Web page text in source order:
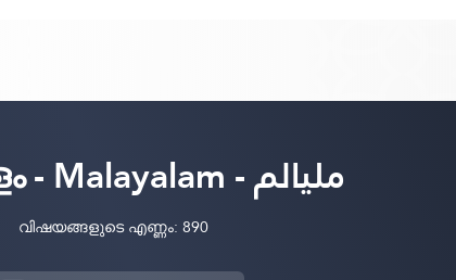
മലയാളം - Malayalam - مليالم
വിഷയങ്ങളുടെ എണ്ണം: 890